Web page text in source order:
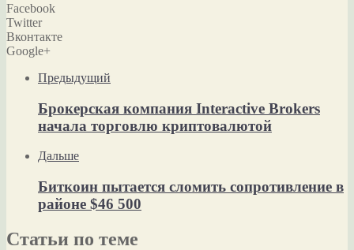
Facebook
Twitter
Вконтакте
Google+
Предыдущий
Брокерская компания Interactive Brokers
начала торговлю криптовалютой
Дальше
Биткоин пытается сломить сопротивление в
районе $46 500
Статьи по теме